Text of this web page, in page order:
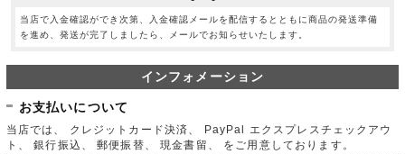
当店で入金確認ができ次第、入金確認メールを配信するとともに商品の発送準備
を進め、発送が完了しましたら、メールでお知らせいたします。
インフォメーション
お支払いについて
当店では、 クレジットカード決済、 PayPal エクスプレスチェックアウ
ト、 銀行振込、 郵便振替、 現金書留、 をご用意しております。